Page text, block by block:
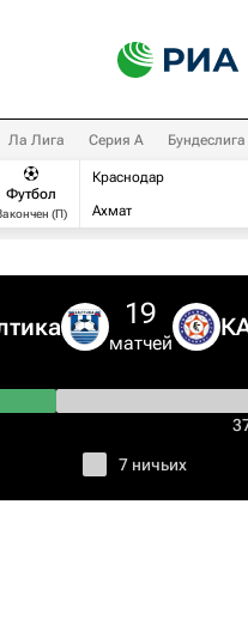
Ла Лига Серия А Бундеслига
Футбол
(П)
Краснодар
Ахмат
19
матчей
7 ничьих